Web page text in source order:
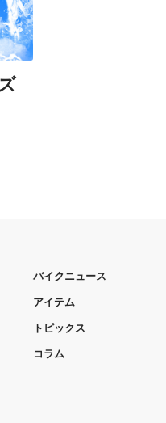
バイクニュース
アイテム
トピックス
コラム